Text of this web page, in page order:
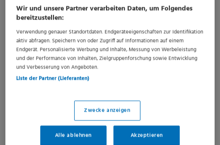
Es werden sämtliche Verfahren der diagnostischen und
operativen Urologie (außer Nierentransplantation)
einschließlich radikaler Tumorchirurgie in großer Zahl,
plastisch-rekonstruktiver Verfahren, Kinderurologie,
laparoskopischer (da-Vinci-System) und
Lithotrypter durchgeführt. Die Klinik zählt zu den
großen DKG-zertifizierten Prostata- und
Nierenkarzinomzentren sowie Universitätskliniken
Deutschlands, behandelt jährlich ca. 3400 DRG-Fälle
Wir und unsere Partner verarbeiten Daten, um Folgendes
bereitzustellen:
Verwendung genauer Standortdaten. Endgeräteeigenschaften zur Identifikation
aktiv abfragen. Speichern von oder Zugriff auf Informationen auf einem
Endgerät. Personalisierte Werbung und Inhalte, Messung von Werbeleistung
und der Performance von Inhalten, Zielgruppenforschung sowie Entwicklung
und Verbesserung von Angeboten.
Liste der Partner (Lieferanten)
Zwecke anzeigen
Alle ablehnen Akzeptieren